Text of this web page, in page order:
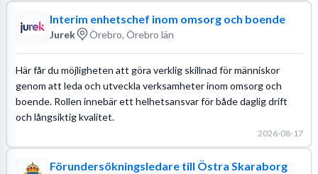
Interim enhetschef inom omsorg och boende
Jurek Örebro, Örebro län
Här får du möjligheten att göra verklig skillnad för människor
genom att leda och utveckla verksamheter inom omsorg och
boende. Rollen innebär ett helhetsansvar för både daglig drift
och långsiktig kvalitet.
2026-08-17
Förundersökningsledare till Östra Skaraborg